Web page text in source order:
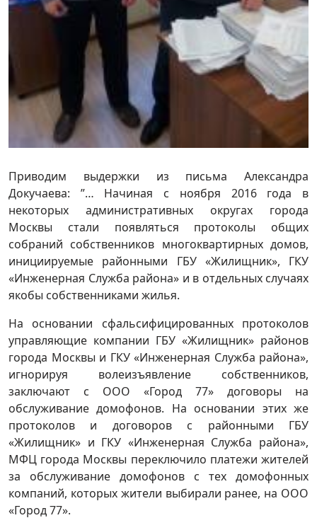
Приводим выдержки из письма Александра
Докучаева: ”… Начиная с ноября 2016 года в
некоторых административных округах города
Москвы стали появляться протоколы общих
собраний собственников многоквартирных домов,
инициируемые районными ГБУ «Жилищник», ГКУ
«Инженерная Служба района» и в отдельных случаях
якобы собственниками жилья.
На основании сфальсифицированных протоколов
управляющие компании ГБУ «Жилищник» районов
города Москвы и ГКУ «Инженерная Служба района»,
игнорируя волеизъявление собственников,
заключают с ООО «Город 77» договоры на
обслуживание домофонов. На основании этих же
протоколов и договоров с районными ГБУ
«Жилищник» и ГКУ «Инженерная Служба района»,
МФЦ города Москвы переключило платежи жителей
за обслуживание домофонов с тех домофонных
компаний, которых жители выбирали ранее, на ООО
«Город 77».